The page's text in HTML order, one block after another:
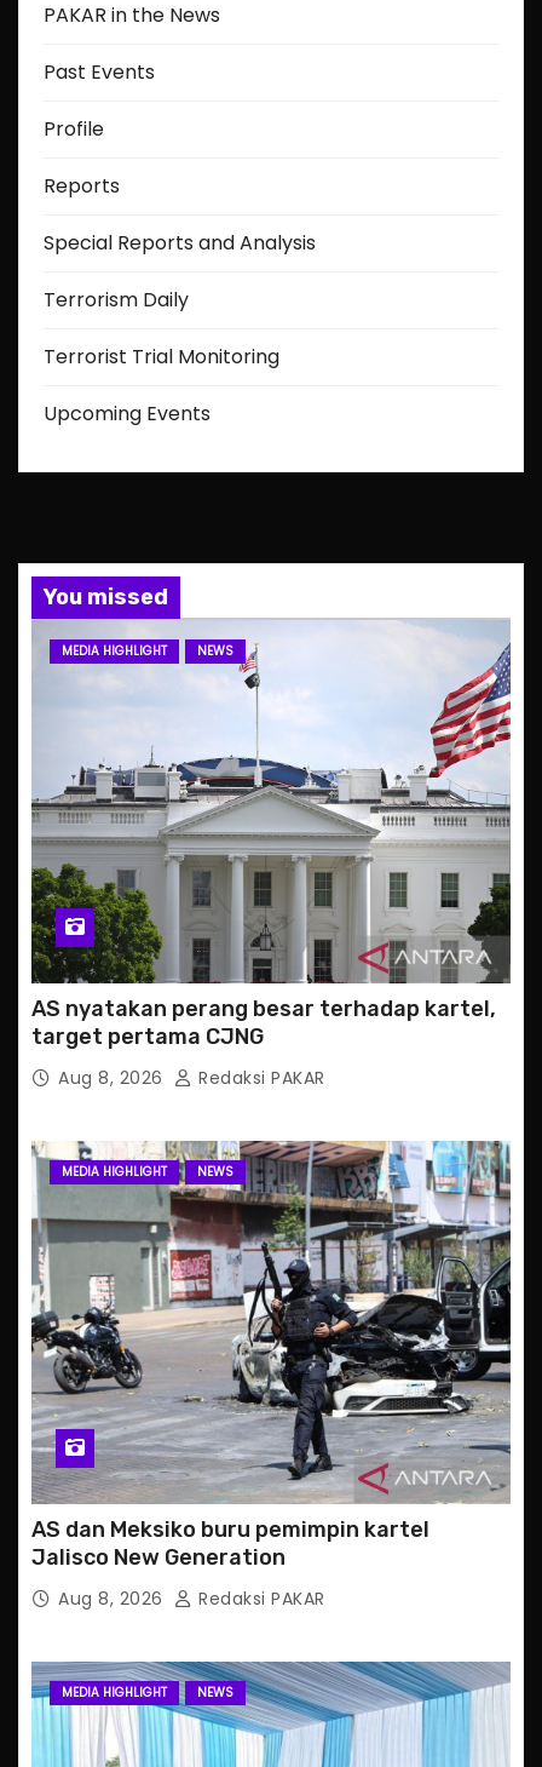
PAKAR in the News
Past Events
Profile
Reports
Special Reports and Analysis
Terrorism Daily
Terrorist Trial Monitoring
Upcoming Events
You missed
MEDIA HIGHLIGHT NEWS
AS nyatakan perang besar terhadap kartel,
target pertama CJNG
Aug 8, 2026 Redaksi PAKAR
MEDIA HIGHLIGHT NEWS
AS dan Meksiko buru pemimpin kartel
Jalisco New Generation
Aug 8, 2026 Redaksi PAKAR
MEDIA HIGHLIGHT NEWS